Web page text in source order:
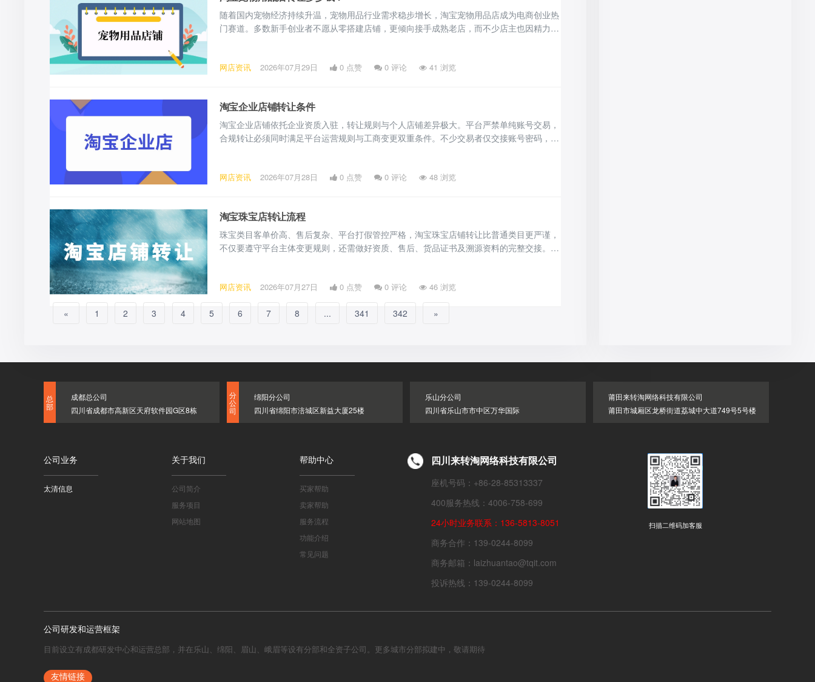
随着国内宠物经济持续升温，宠物用品行业需求稳步增长，淘宝宠物用品店成为电商创业热
门赛道。多数新手创业者不愿从零搭建店铺，更倾向接手成熟老店，而不少店主也因精力不
卖双方提供实用参考。 一、店铺等级：决定转让价值的基础框架 淘宝店铺分为个人C
网店资讯 2026年07月29日 0 点赞 0评论 41 浏览
淘宝企业店铺转让条件
淘宝企业店铺依托企业资质入驻，转让规则与个人店铺差异极大。平台严禁单纯账号交易，
合规转让必须同时满足平台运营规则与工商变更双重条件。不少交易者仅交接账号密码，忽
则：企业店铺两大合规转让路径 淘宝企业店铺绑定企业主体，账号无法单独拆分过户，
网店资讯 2026年07月28日 0 点赞 0评论 48 浏览
淘宝珠宝店转让流程
珠宝类目客单价高、售后复杂、平台打假管控严格，淘宝珠宝店铺转让比普通类目更严谨，
不仅要遵守平台主体变更规则，还需做好资质、售后、货品证书及溯源资料的完整交接。以
宝个人珠宝店铺仅支持继承、直系亲属过户，不支持对外交易，市面转让均以企业珠宝店为
网店资讯 2026年07月27日 0 点赞 0评论 46 浏览
« 1 2 3 4 5 6 7 8 ... 341 342 »
总
部
成都总公司
四川省成都市高新区天府软件园G区8栋
分
公
司
绵阳分公司
四川省绵阳市涪城区新益大厦25楼
乐山分公司
四川省乐山市市中区万华国际
莆田来转淘网络科技有限公司
莆田市城厢区龙桥街道荔城中大道749号5号楼
公司业务
太清信息
关于我们
公司简介
服务项目
网站地图
帮助中心
买家帮助
卖家帮助
服务流程
功能介绍
常见问题
四川来转淘网络科技有限公司
座机号码：+86-28-85313337
400服务热线：4006-758-699
24小时业务联系：136-5813-8051
商务合作：139-0244-8099
商务邮箱：laizhuantao@tqit.com
投诉热线：139-0244-8099
扫描二维码加客服
公司研发和运营框架
目前设立有成都研发中心和运营总部，并在乐山、绵阳、眉山、峨眉等设有分部和全资子公司。更多城市分部拟建中，敬请期待
友情链接